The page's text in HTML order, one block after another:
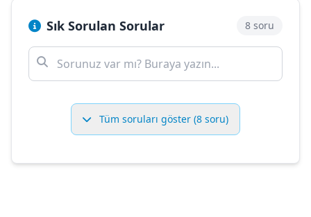
Sık Sorulan Sorular 8 soru
Tüm soruları göster (8 soru)